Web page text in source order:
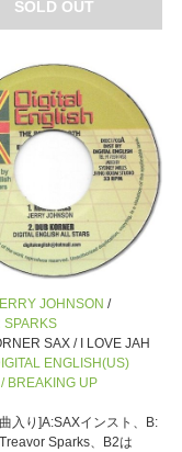
SOLD OUT
JOHNSON /
SPARKS
SAX / I LOVE JAH
ENGLISH(US)
/ BREAKING UP
入り]A:SAXインスト、B:
Sparks、B2は